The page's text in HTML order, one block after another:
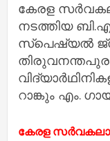
കേരള
നടത്തിയ
സ്പെഷ്യൽ
റാങ്കും എം.
കേരള